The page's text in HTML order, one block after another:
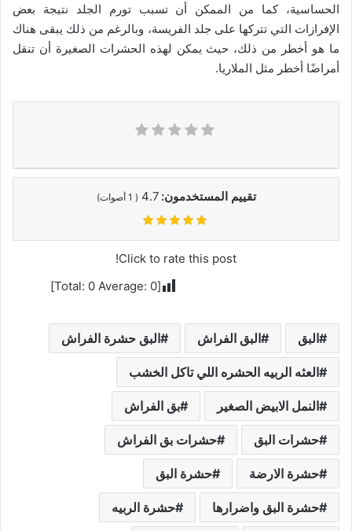
الحساسية، كما من الممكن أن تسبب تورم الجلد نتيجة بعض
الإفرازات التي تتركها على جلد الفريسة، وبالرغم من ذلك يبقى هناك
ما هو أخطر من ذلك، حيث يمكن لهذه الحشرات الصغيرة أن تنقل
أمراضًا أخطر مثل الملاريا.
تقييم المستخدمون:4.7
(
1 أصوات)
Click to rate this post!
[Total:
0Average: 0
]
البق البق الفراش البق حشرة الفراش
العثه الربيه الحشره اللي تاكل الخشب
النمل الابيض الصغير بق الفراش
حشرات البق حشرات بق الفراش
حشرة الارضة حشرة البق
حشرة البق واضرارها حشرة الربيه